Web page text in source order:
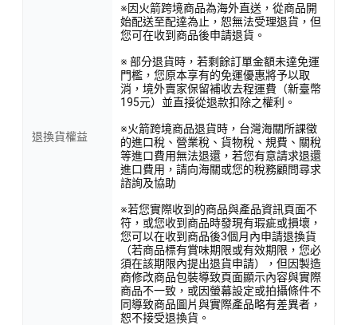
退換貨權益
※因火箭跨境商品為海外直送，從商品開
始配送至配達為止，恕無法受理退貨，但
您可在收到商品後申請退貨。
※ 部分退貨時，若剩餘訂單金額未達免運
門檻，您原本享有的免運優惠將予以取
消，境外賣家保留補收去程運費（新臺幣
195元）並直接從退款扣除之權利。
※火箭跨境商品退貨時，台灣海關所課徵
的進口稅、營業稅、貨物稅、規費、關稅
等進口費用無法退還，若您有意請求退還
進口費用，請向海關或您的稅務顧問尋求
諮詢及協助
※若您實際收到的商品與產品資訊頁面不
符，或您收到商品時發現有瑕疵或損壞，
您可以在收到商品後3個月內申請退換貨
（若商品標有賞味期限或有效期限，您必
須在該期限內提出退貨申請），但因製造
商修改商品包裝導致頁面顯示內容與實際
商品不一致，或因螢幕設定或拍攝條件不
同導致商品圖片與實際產品略有差異者，
恕不接受退換貨。